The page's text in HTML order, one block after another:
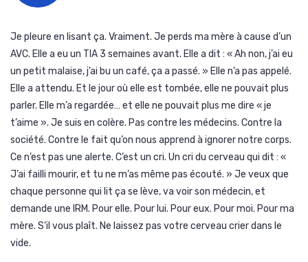
Je pleure en lisant ça. Vraiment. Je perds ma mère à cause d’un
AVC. Elle a eu un TIA 3 semaines avant. Elle a dit : « Ah non, j’ai eu
un petit malaise, j’ai bu un café, ça a passé. » Elle n’a pas appelé.
Elle a attendu. Et le jour où elle est tombée, elle ne pouvait plus
parler. Elle m’a regardée… et elle ne pouvait plus me dire « je
t’aime ». Je suis en colère. Pas contre les médecins. Contre la
société. Contre le fait qu’on nous apprend à ignorer notre corps.
Ce n’est pas une alerte. C’est un cri. Un cri du cerveau qui dit : «
J’ai failli mourir, et tu ne m’as même pas écouté. » Je veux que
chaque personne qui lit ça se lève, va voir son médecin, et
demande une IRM. Pour elle. Pour lui. Pour eux. Pour moi. Pour ma
mère. S’il vous plaît. Ne laissez pas votre cerveau crier dans le
vide.